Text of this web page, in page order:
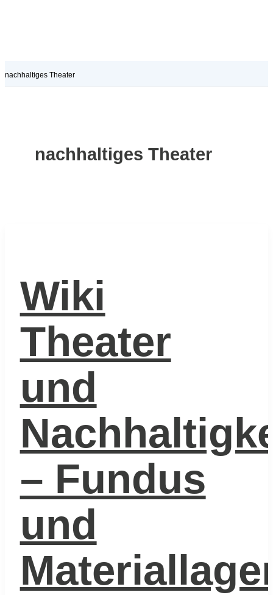
nachhaltiges Theater
nachhaltiges Theater
Wiki
Theater
und
– Fundus
und